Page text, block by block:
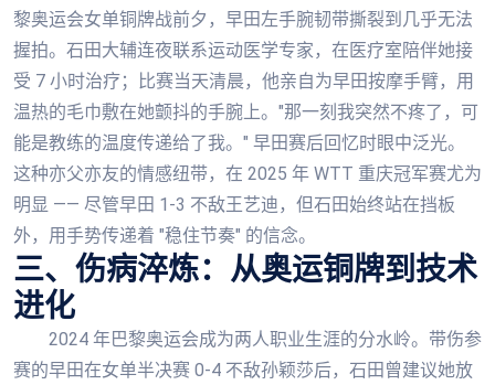
黎奥运会女单铜牌战前夕，早田左手腕韧带撕裂到几乎无法
握拍。石田大辅连夜联系运动医学专家，在医疗室陪伴她接
受 7 小时治疗；比赛当天清晨，他亲自为早田按摩手臂，用
温热的毛巾敷在她颤抖的手腕上。"那一刻我突然不疼了，可
能是教练的温度传递给了我。" 早田赛后回忆时眼中泛光。
这种亦父亦友的情感纽带，在 2025 年 WTT 重庆冠军赛尤为
明显 —— 尽管早田 1-3 不敌王艺迪，但石田始终站在挡板
外，用手势传递着 "稳住节奏" 的信念。
三、伤病淬炼：从奥运铜牌到技术
进化
2024 年巴黎奥运会成为两人职业生涯的分水岭。带伤参
赛的早田在女单半决赛 0-4 不敌孙颖莎后，石田曾建议她放